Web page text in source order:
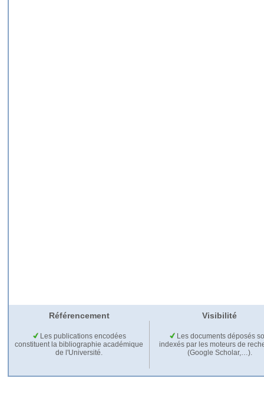
Référencement Visibilité
Les publications encodées
constituent la bibliographie académique
de l'Université.
Les documents déposés
indexés par les moteurs de
(Google Scholar,…).